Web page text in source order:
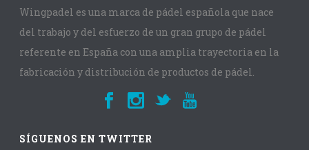
Wingpadel es una marca de pádel española que nace
del trabajo y del esfuerzo de un gran grupo de pádel
referente en España con una amplia trayectoria en la
fabricación y distribución de productos de pádel.
SÍGUENOS EN TWITTER